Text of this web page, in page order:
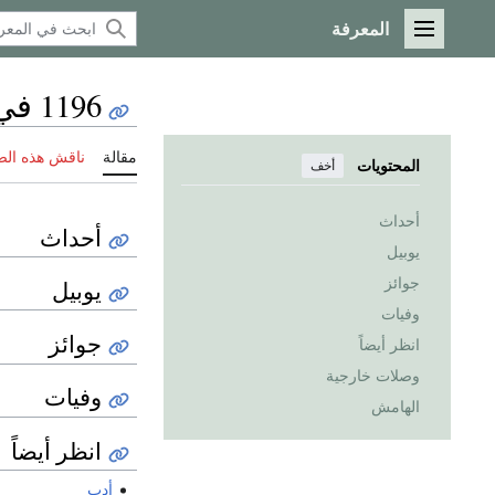
القائمة الرئيسية
المعرفة
المحتويات أخف
أحداث
يوبيل
جوائز
وفيات
انظر أيضاً
وصلات خارجية
الهامش
1196 في الأدب
مقالة ناقش هذه
أحداث
يوبيل
جوائز
وفيات
انظر أيضاً
أدب